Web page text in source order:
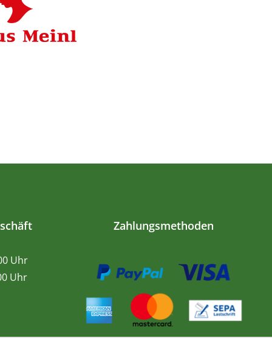
Uhr
Uhr
Zahlungsmethoden